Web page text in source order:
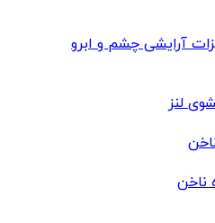
آرایشی چشم و ابرو
لنز
ناخن